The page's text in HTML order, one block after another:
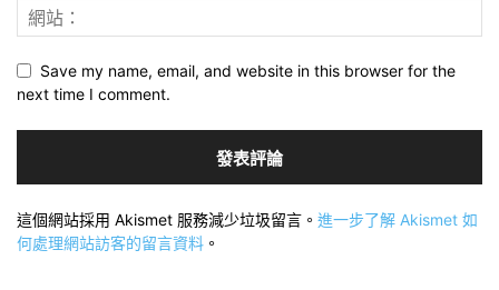
Save my name, email, and website in this browser for the
next time I comment.
這個網站採用 Akismet 服務減少垃圾留言。 進一步了解 Akismet 如
何處理網站訪客的留言資料 。